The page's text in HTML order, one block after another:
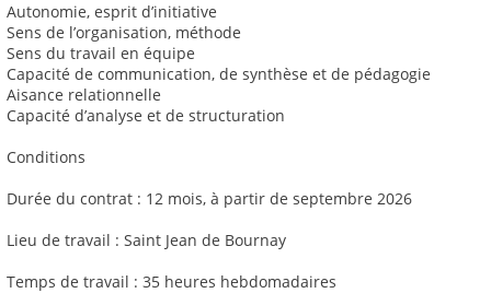
Autonomie, esprit d’initiative
Sens de l’organisation, méthode
Sens du travail en équipe
Capacité de communication, de synthèse et de pédagogie
Aisance relationnelle
Capacité d’analyse et de structuration
Conditions
Durée du contrat : 12 mois, à partir de septembre 2026
Lieu de travail : Saint Jean de Bournay
Temps de travail : 35 heures hebdomadaires